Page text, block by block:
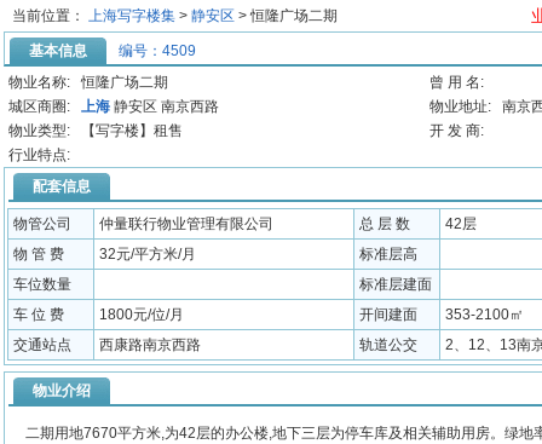
当前位置： 上海写字楼集 > 静安区 > 恒隆广场二期
基本信息
编号：4509
物业名称:
恒隆广场二期
曾 用 名:
城区商圈:
上海 静安区 南京西路 物业地址:
南京
物业类型:
【写字楼】租售
开 发 商:
行业特点:
配套信息
物管公司 仲量联行物业管理有限公司 总 层 数
42层
物 管 费
32元/平方米/月
标准层高
车位数量
标准层建面
车 位 费
1800元/位/月 开间建面
353-2100㎡
交通站点
西康路南京西路 轨道公交 2、12、13南
物业介绍
二期用地7670平方米,为42层的办公楼,地下三层为停车库及相关辅助用房。绿